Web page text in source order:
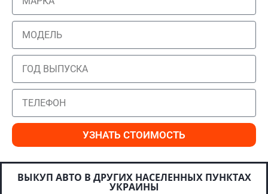
УЗНАТЬ СТОИМОСТЬ
ВЫКУП АВТО В ДРУГИХ НАСЕЛЕННЫХ ПУНКТАХ
УКРАИНЫ